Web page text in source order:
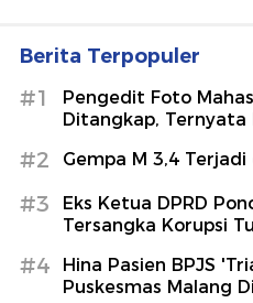
Berita Terpopuler
#1
Pengedit Foto
Ditangkap, Ternyata
#2 Gempa M 3,4
#3
Eks Ketua DPRD
Tersangka Korupsi
#4
Hina Pasien BPJS
Puskesmas Malang